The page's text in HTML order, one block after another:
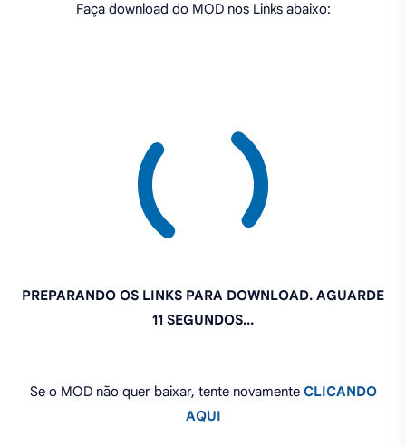
Faça download do MOD nos Links abaixo:
PREPARANDO OS LINKS PARA DOWNLOAD. AGUARDE
10 SEGUNDOS...
Se o MOD não quer baixar, tente novamente
PIX INCENTIVO: PIX@SINHOGAMER.COM.BR
O que você achou deste MOD?